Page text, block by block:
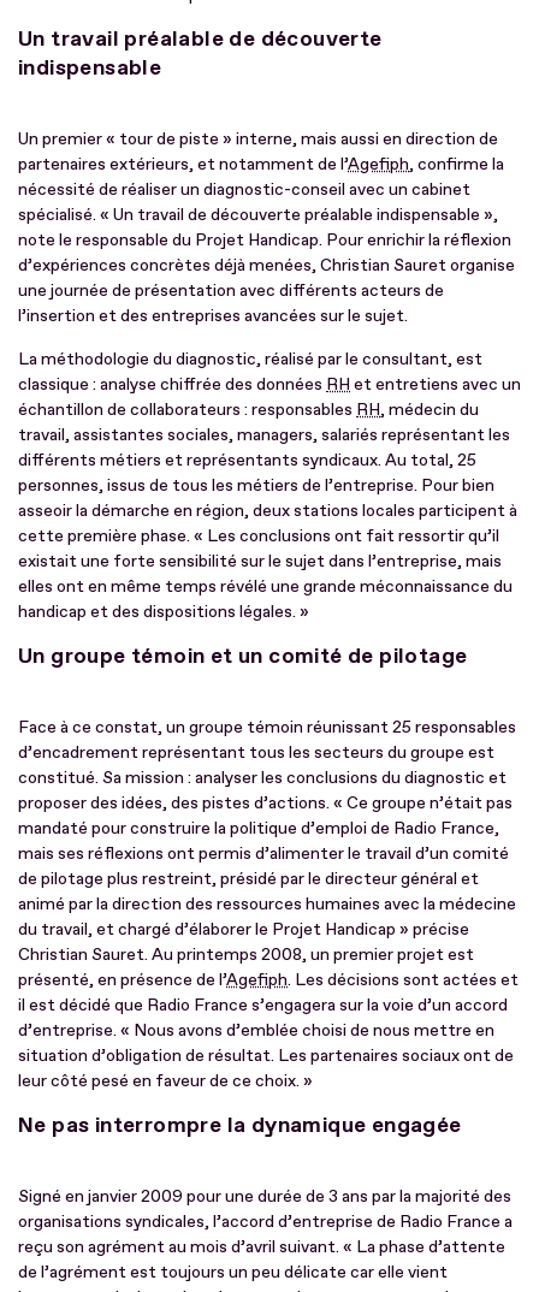
Un travail préalable de découverte
indispensable
Un premier « tour de piste » interne, mais aussi en direction de
partenaires extérieurs, et notamment de l’Agefiph, confirme la
nécessité de réaliser un diagnostic-conseil avec un cabinet
spécialisé. « Un travail de découverte préalable indispensable »,
note le responsable du Projet Handicap. Pour enrichir la réflexion
d’expériences concrètes déjà menées, Christian Sauret organise
une journée de présentation avec différents acteurs de
l’insertion et des entreprises avancées sur le sujet.
La méthodologie du diagnostic, réalisé par le consultant, est
classique : analyse chiffrée des données RH et entretiens avec un
échantillon de collaborateurs : responsables RH, médecin du
travail, assistantes sociales, managers, salariés représentant les
différents métiers et représentants syndicaux. Au total, 25
personnes, issus de tous les métiers de l’entreprise. Pour bien
asseoir la démarche en région, deux stations locales participent à
cette première phase. « Les conclusions ont fait ressortir qu’il
existait une forte sensibilité sur le sujet dans l’entreprise, mais
elles ont en même temps révélé une grande méconnaissance du
handicap et des dispositions légales. »
Un groupe témoin et un comité de pilotage
Face à ce constat, un groupe témoin réunissant 25 responsables
d’encadrement représentant tous les secteurs du groupe est
constitué. Sa mission : analyser les conclusions du diagnostic et
proposer des idées, des pistes d’actions. « Ce groupe n’était pas
mandaté pour construire la politique d’emploi de Radio France,
mais ses réflexions ont permis d’alimenter le travail d’un comité
de pilotage plus restreint, présidé par le directeur général et
animé par la direction des ressources humaines avec la médecine
du travail, et chargé d’élaborer le Projet Handicap » précise
Christian Sauret. Au printemps 2008, un premier projet est
présenté, en présence de l’Agefiph. Les décisions sont actées et
il est décidé que Radio France s’engagera sur la voie d’un accord
d’entreprise. « Nous avons d’emblée choisi de nous mettre en
situation d’obligation de résultat. Les partenaires sociaux ont de
leur côté pesé en faveur de ce choix. »
Ne pas interrompre la dynamique engagée
Signé en janvier 2009 pour une durée de 3 ans par la majorité des
organisations syndicales, l’accord d’entreprise de Radio France a
reçu son agrément au mois d’avril suivant. « La phase d’attente
de l’agrément est toujours un peu délicate car elle vient